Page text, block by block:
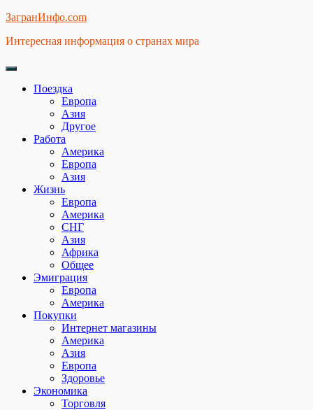
Skip
content
ЗагранИнфо.com
Интересная информация о странах мира
Поездка
Европа
Азия
Другое
Работа
Америка
Европа
Азия
Жизнь
Европа
Америка
СНГ
Азия
Африка
Общее
Эмиграция
Европа
Америка
Покупки
Интернет магазины
Америка
Азия
Европа
Здоровье
Экономика
Торговля